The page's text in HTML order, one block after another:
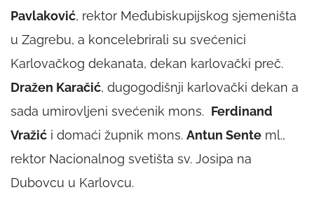
Pavlaković, rektor Međubiskupijskog sjemeništa
u Zagrebu, a koncelebrirali su svećenici
Karlovačkog dekanata, dekan karlovački preč.
Dražen Karačić, dugogodišnji karlovački dekan a
sada umirovljeni svećenik mons. Ferdinand
Vražić i domaći župnik mons. Antun Sente ml.,
rektor Nacionalnog svetišta sv. Josipa na
Dubovcu u Karlovcu.